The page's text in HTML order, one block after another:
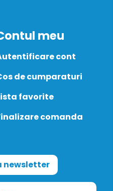
meu
cont
de cumparaturi
favorite
comanda
newsletter